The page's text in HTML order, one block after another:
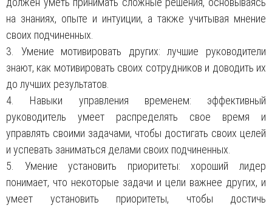
на знаниях, опыте и интуиции, а также учитывая мнение
своих подчиненных.
3. Умение мотивировать других: лучшие руководители
знают, как мотивировать своих сотрудников и доводить их
до лучших результатов.
4. Навыки управления временем: эффективный
руководитель умеет распределять свое время и
управлять своими задачами, чтобы достигать своих целей
и успевать заниматься делами своих подчиненных.
5. Умение установить приоритеты: хороший лидер
понимает, что некоторые задачи и цели важнее других, и
умеет установить приоритеты, чтобы достичь